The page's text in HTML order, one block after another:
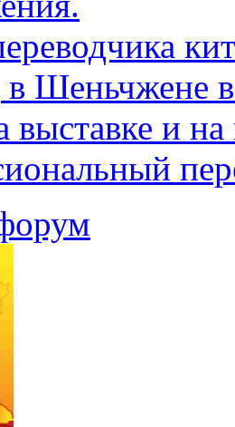
Шеньчжене
выставке и